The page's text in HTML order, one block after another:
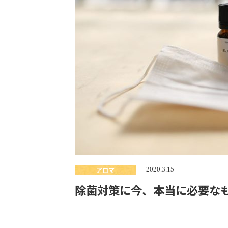
アロマ 2020.3.15
除菌対策に今、本当に必要な